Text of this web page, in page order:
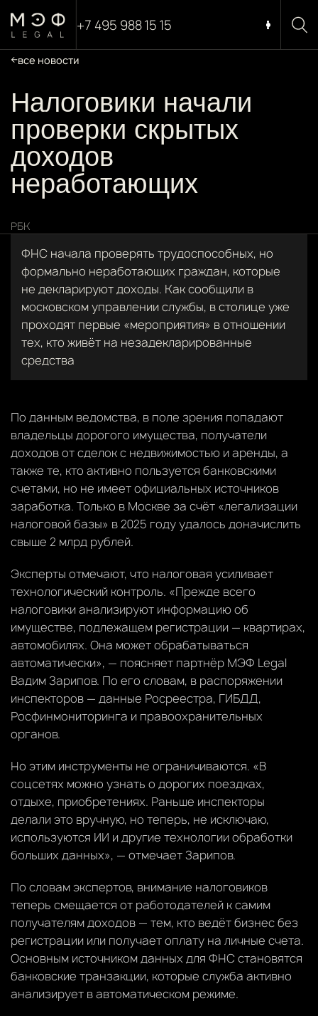
+7 495 988 15 15
все новости
Налоговики начали
проверки скрытых
доходов
неработающих
РБК
ФНС начала проверять трудоспособных, но
формально неработающих граждан, которые
не декларируют доходы. Как сообщили в
московском управлении службы, в столице уже
проходят первые «мероприятия» в отношении
тех, кто живёт на незадекларированные
средства
По данным ведомства, в поле зрения попадают
владельцы дорогого имущества, получатели
доходов от сделок с недвижимостью и аренды, а
также те, кто активно пользуется банковскими
счетами, но не имеет официальных источников
заработка. Только в Москве за счёт «легализации
налоговой базы» в 2025 году удалось доначислить
свыше 2 млрд рублей.
Эксперты отмечают, что налоговая усиливает
технологический контроль. «Прежде всего
налоговики анализируют информацию об
имуществе, подлежащем регистрации — квартирах,
автомобилях. Она может обрабатываться
автоматически», — поясняет партнёр МЭФ Legal
Вадим Зарипов. По его словам, в распоряжении
инспекторов — данные Росреестра, ГИБДД,
Росфинмониторинга и правоохранительных
органов.
Но этим инструменты не ограничиваются. «В
соцсетях можно узнать о дорогих поездках,
отдыхе, приобретениях. Раньше инспекторы
делали это вручную, но теперь, не исключаю,
используются ИИ и другие технологии обработки
больших данных», — отмечает Зарипов.
По словам экспертов, внимание налоговиков
теперь смещается от работодателей к самим
получателям доходов — тем, кто ведёт бизнес без
регистрации или получает оплату на личные счета.
Основным источником данных для ФНС становятся
банковские транзакции, которые служба активно
анализирует в автоматическом режиме.